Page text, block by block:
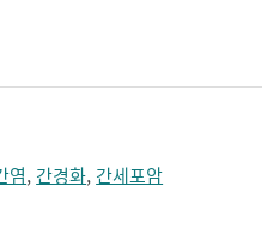
염, 간경화, 간세포암